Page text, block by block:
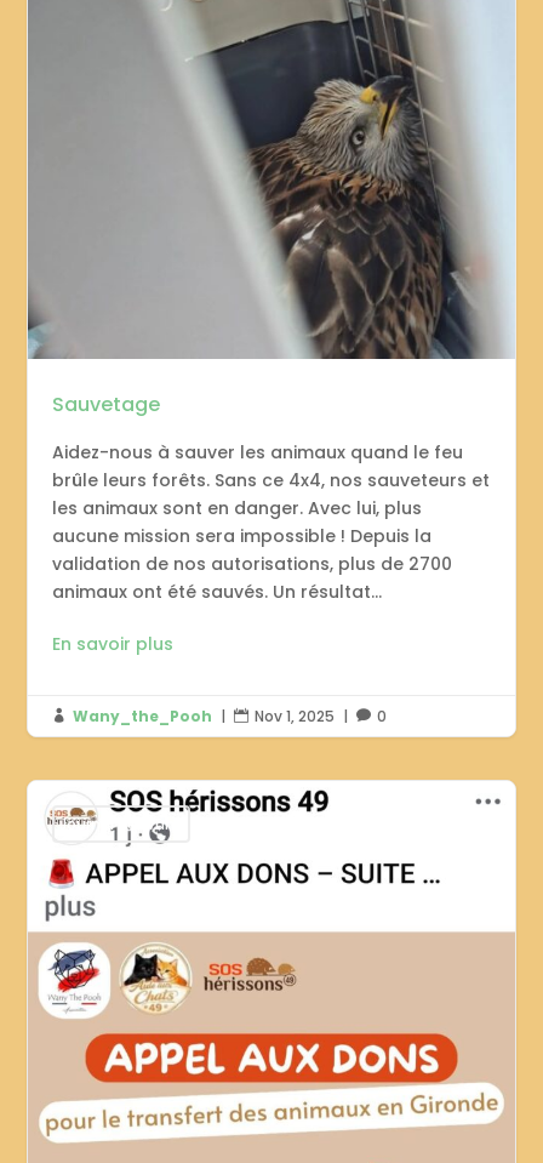
Sauvetage
Aidez-nous à sauver les animaux quand le feu
brûle leurs forêts. Sans ce 4x4, nos sauveteurs et
les animaux sont en danger. Avec lui, plus
aucune mission sera impossible ! Depuis la
validation de nos autorisations, plus de 2700
animaux ont été sauvés. Un résultat...
En savoir plus
 Wany_the_Pooh |  Nov 1, 2025 |  0
Journal de Wany